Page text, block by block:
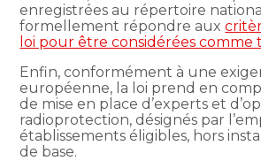
enregistrées au répertoire
formellement répondre aux
loi pour être considérées comme
Enfin, conformément à une
européenne, la loi prend en
de mise en place d’experts et
radioprotection, désignés par
établissements éligibles, hors
de base.